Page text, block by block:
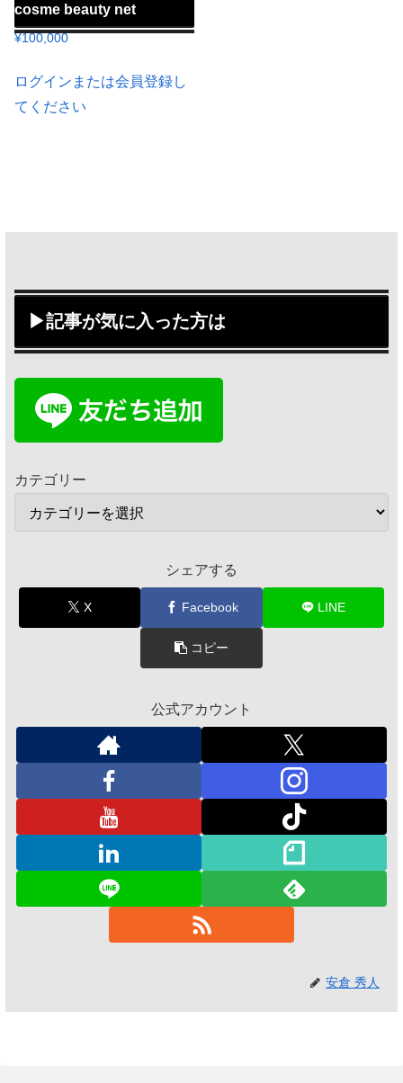
cosme beauty net
¥100,000
ログインまたは会員登録し
てください
▶記事が気に入った方は
カテゴリー
シェアする
X Facebook LINE
コピー
公式アカウント
安倉 秀人